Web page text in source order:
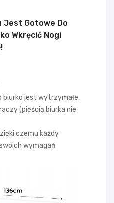
Jest Gotowe Do
Wkręcić Nogi
biurko jest wytrzymałe,
(pięścią biurka nie
czemu każdy
wymagań